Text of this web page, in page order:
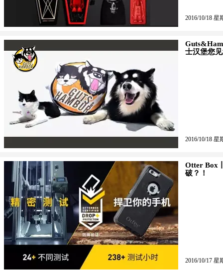
2016/10/18 星
士汉堡您
2016/10/18 星
Otter Box
破？！
2016/10/17 星